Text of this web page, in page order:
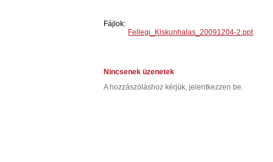
Fájlok:
Fellegi_Kiskunhalas_20091204-2.ppt
Nincsenek üzenetek
A hozzászóláshoz kérjük, jelentkezzen be.